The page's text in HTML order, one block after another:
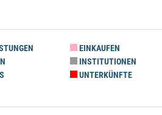
EINKAUFEN
INSTITUTIONEN
UNTERKÜNFTE